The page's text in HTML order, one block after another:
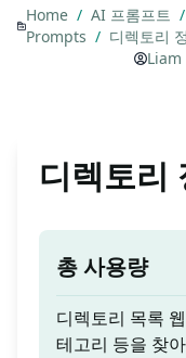
Home / AI 프롬프트 /
Prompts / 디렉토리
디렉토리
총 사용량
디렉토리 목록
테고리 등을 찾